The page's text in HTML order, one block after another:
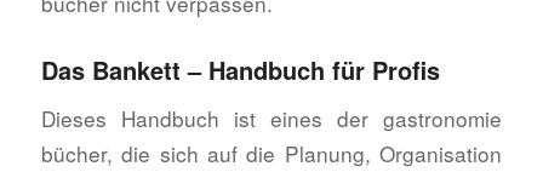
Das Bankett – Handbuch für Profis
Dieses Handbuch ist eines der gastronomie
bücher, die sich auf die Planung, Organisation